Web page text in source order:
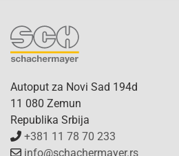
Autoput za Novi Sad 194d
11 080 Zemun
Republika Srbija
+381 11 78 70 233
info@schachermayer.rs